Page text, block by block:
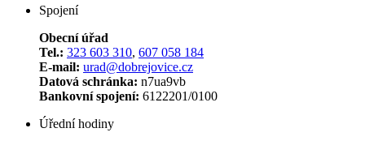
Spojení
Obecní úřad
Tel.: 323 603 310, 607 058 184
E-mail: urad@dobrejovice.cz
Datová schránka: n7ua9vb
Bankovní spojení: 6122201/0100
Úřední hodiny